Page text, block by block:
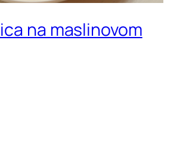
na maslinovom